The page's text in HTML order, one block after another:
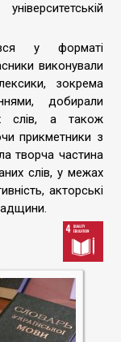
у форматі
виконували
зокрема
добирали
слів, а також
прикметники з
творча частина
слів, у межах
акторські